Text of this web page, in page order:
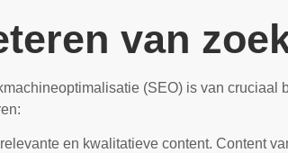
van
(SEO) is van
en kwalitatieve content. Content